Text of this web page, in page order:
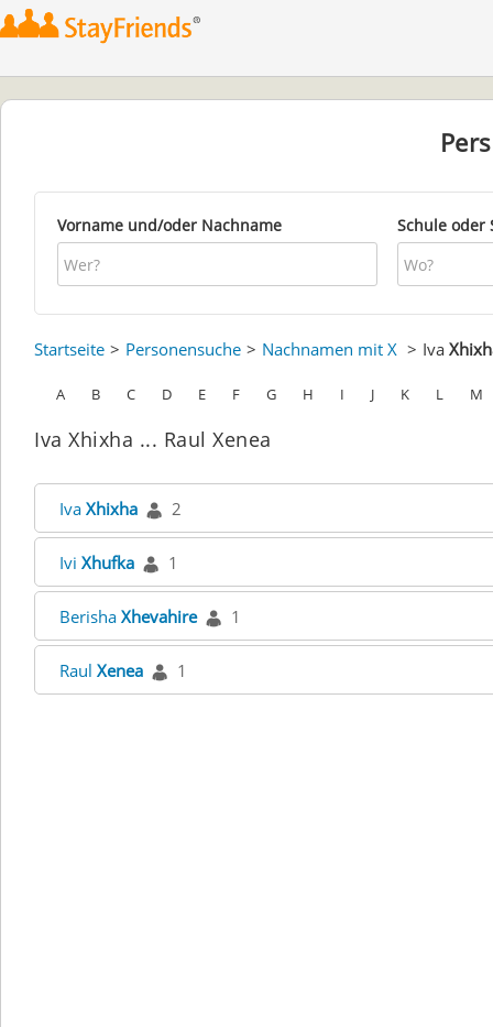
Vorname und/oder Nachname Schule oder
Startseite Personensuche Nachnamen mit X Iva
A B C D E F G H I J K L M
Iva Xhixha ... Raul Xenea
Iva Xhixha 2
Ivi Xhufka 1
Berisha Xhevahire 1
Raul Xenea 1